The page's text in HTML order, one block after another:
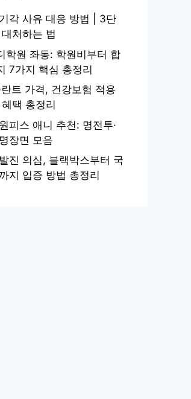
각 사유 대응 방법 | 3단
처하는 법
학원 좌동: 학원비부터 합
7가지 핵심 총정리
트 가격, 건강보험 적용
택 총정리
피스 애니 추천: 명전투·
장면 모음
진 의심, 블랙박스부터 국
지 입증 방법 총정리